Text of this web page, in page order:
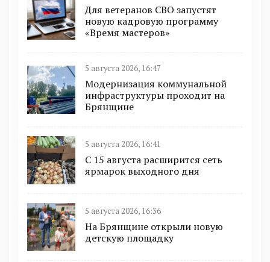
Для ветеранов СВО запустят
новую кадровую программу
«Время мастеров»
5 августа 2026, 16:47
Модернизация коммунальной
инфраструктуры проходит на
Брянщине
5 августа 2026, 16:41
С 15 августа расширится сеть
ярмарок выходного дня
5 августа 2026, 16:36
На Брянщине открыли новую
детскую площадку